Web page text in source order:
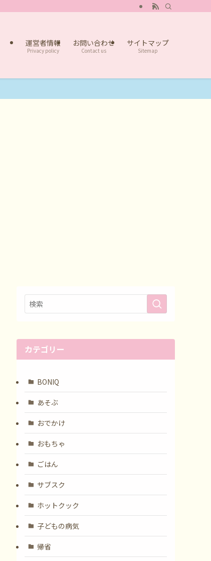
運営者情報
Privacy policy
お問い合わせ
Contact us
サイトマップ
Sitemap
カテゴリー
BONIQ
あそぶ
おでかけ
おもちゃ
ごはん
サブスク
ホットクック
子どもの病気
帰省